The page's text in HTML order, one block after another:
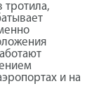
тротила,
и на